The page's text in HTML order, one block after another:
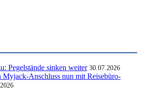
Pegelstände sinken weiter 30.07.2026
Myjack-Anschluss nun mit Reisebüro-